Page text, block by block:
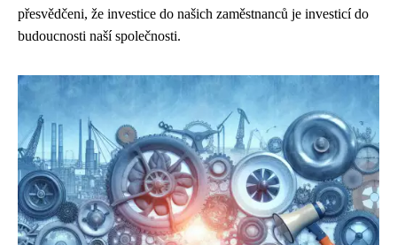
přesvědčeni, že investice do našich zaměstnanců je investicí do
budoucnosti naší společnosti.